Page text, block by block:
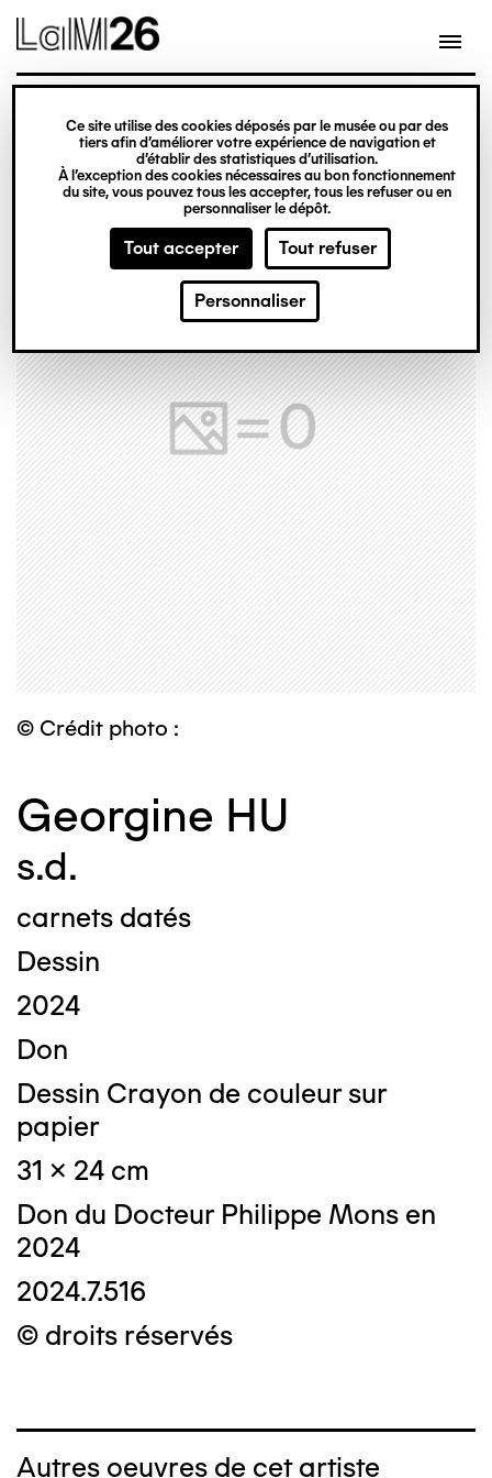
Gestion des cookies
Ce site utilise des cookies déposés par le musée ou par des
tiers afin d’améliorer votre expérience de navigation et
d’établir des statistiques d’utilisation.
À l’exception des cookies nécessaires au bon fonctionnement
du site, vous pouvez tous les accepter, tous les refuser ou en
personnaliser le dépôt.
Tout accepter Tout refuser
Personnaliser
contenu
© Crédit photo :
Georgine HU
s.d.
carnets datés
Dessin
2024
Don
Dessin Crayon de couleur sur
papier
31 x 24 cm
Don du Docteur Philippe Mons en
2024
2024.7.516
© droits réservés
Autres oeuvres de cet artiste